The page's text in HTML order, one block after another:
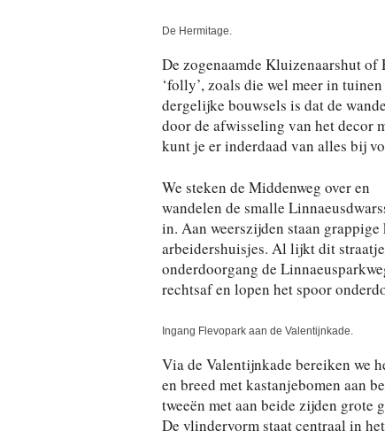
De Hermitage.
De zogenaamde Kluizenaarshut of
‘folly’, zoals die wel meer in
dergelijke bouwsels is dat de
door de afwisseling van het decor
kunt je er inderdaad van alles bij
We steken de Middenweg over en
wandelen de smalle
in. Aan weerszijden staan grappige
arbeidershuisjes. Al lijkt dit
onderdoorgang de
rechtsaf en lopen het spoor
Ingang Flevopark aan de Valentijnkade.
Via de Valentijnkade bereiken we
en breed met kastanjebomen aan
tweeën met aan beide zijden grote
De vlindervorm staat centraal in